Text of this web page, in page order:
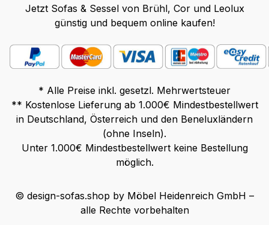
Jetzt Sofas & Sessel von Brühl, Cor und Leolux
günstig und bequem online kaufen!
* Alle Preise inkl. gesetzl. Mehrwertsteuer
** Kostenlose Lieferung ab 1.000€ Mindestbestellwert
in Deutschland, Österreich und den Beneluxländern
(ohne Inseln).
Unter 1.000€ Mindestbestellwert keine Bestellung
möglich.
© design-sofas.shop by Möbel Heidenreich GmbH –
alle Rechte vorbehalten